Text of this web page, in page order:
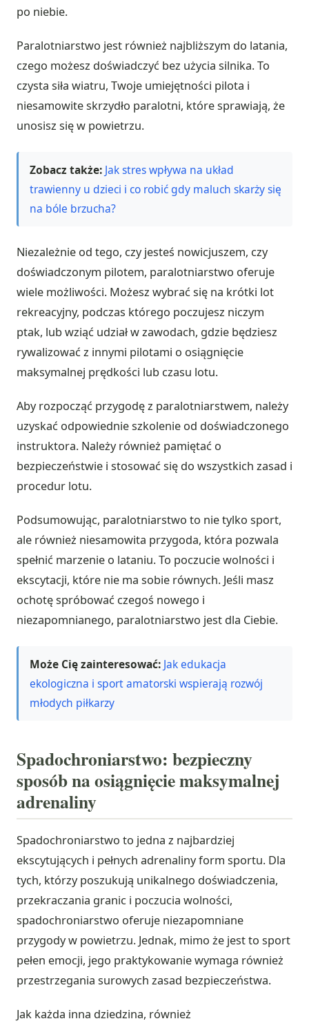
po niebie.
Paralotniarstwo jest również najbliższym do latania,
czego możesz doświadczyć bez użycia silnika. To
czysta siła wiatru, Twoje umiejętności pilota i
niesamowite skrzydło paralotni, które sprawiają, że
unosisz się w powietrzu.
Zobacz także: Jak stres wpływa na układ
trawienny u dzieci i co robić gdy maluch skarży się
na bóle brzucha?
Niezależnie od tego, czy jesteś nowicjuszem, czy
doświadczonym pilotem, paralotniarstwo oferuje
wiele możliwości. Możesz wybrać się na krótki lot
rekreacyjny, podczas którego poczujesz niczym
ptak, lub wziąć udział w zawodach, gdzie będziesz
rywalizować z innymi pilotami o osiągnięcie
maksymalnej prędkości lub czasu lotu.
Aby rozpocząć przygodę z paralotniarstwem, należy
uzyskać odpowiednie szkolenie od doświadczonego
instruktora. Należy również pamiętać o
bezpieczeństwie i stosować się do wszystkich zasad i
procedur lotu.
Podsumowując, paralotniarstwo to nie tylko sport,
ale również niesamowita przygoda, która pozwala
spełnić marzenie o lataniu. To poczucie wolności i
ekscytacji, które nie ma sobie równych. Jeśli masz
ochotę spróbować czegoś nowego i
niezapomnianego, paralotniarstwo jest dla Ciebie.
Może Cię zainteresować: Jak edukacja
ekologiczna i sport amatorski wspierają rozwój
młodych piłkarzy
Spadochroniarstwo: bezpieczny
sposób na osiągnięcie maksymalnej
adrenaliny
Spadochroniarstwo to jedna z najbardziej
ekscytujących i pełnych adrenaliny form sportu. Dla
tych, którzy poszukują unikalnego doświadczenia,
przekraczania granic i poczucia wolności,
spadochroniarstwo oferuje niezapomniane
przygody w powietrzu. Jednak, mimo że jest to sport
pełen emocji, jego praktykowanie wymaga również
przestrzegania surowych zasad bezpieczeństwa.
Jak każda inna dziedzina, również